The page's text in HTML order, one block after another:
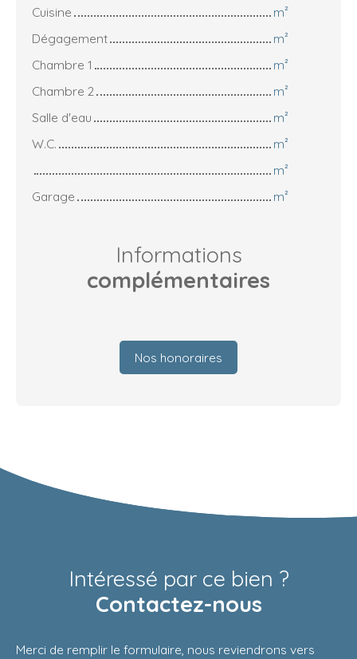
Cuisine
m²
Dégagement
m²
Chambre 1
m²
Chambre 2
m²
Salle d'eau
m²
W.C.
m²
m²
Garage
m²
Informations
complémentaires
Nos honoraires
Intéressé par ce bien ?
Contactez-nous
Merci de remplir le formulaire, nous reviendrons vers